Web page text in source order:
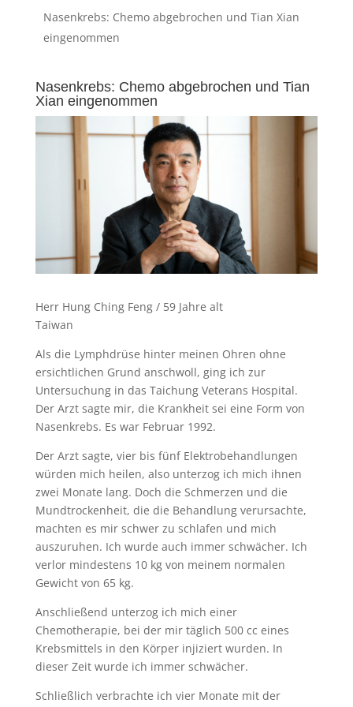
Nasenkrebs: Chemo abgebrochen und Tian Xian
eingenommen
Nasenkrebs: Chemo abgebrochen und Tian
Xian eingenommen
Herr Hung Ching Feng / 59 Jahre alt
Taiwan
Als die Lymphdrüse hinter meinen Ohren ohne
ersichtlichen Grund anschwoll, ging ich zur
Untersuchung in das Taichung Veterans Hospital.
Der Arzt sagte mir, die Krankheit sei eine Form von
Nasenkrebs. Es war Februar 1992.
Der Arzt sagte, vier bis fünf Elektrobehandlungen
würden mich heilen, also unterzog ich mich ihnen
zwei Monate lang. Doch die Schmerzen und die
Mundtrockenheit, die die Behandlung verursachte,
machten es mir schwer zu schlafen und mich
auszuruhen. Ich wurde auch immer schwächer. Ich
verlor mindestens 10 kg von meinem normalen
Gewicht von 65 kg.
Anschließend unterzog ich mich einer
Chemotherapie, bei der mir täglich 500 cc eines
Krebsmittels in den Körper injiziert wurden. In
dieser Zeit wurde ich immer schwächer.
Schließlich verbrachte ich vier Monate mit der